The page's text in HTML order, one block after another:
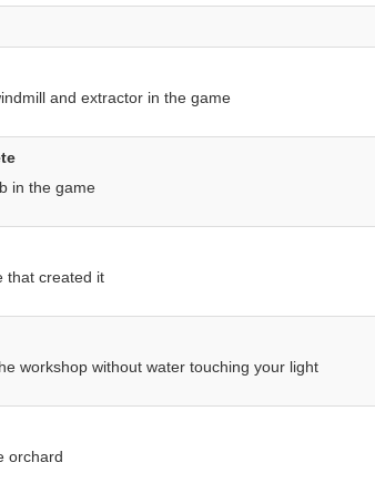
and extractor in the game
in the game
that created it
workshop without water touching your light
orchard